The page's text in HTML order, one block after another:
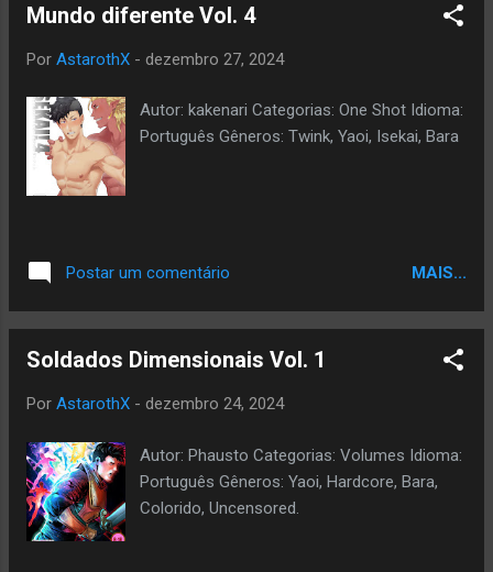
Mundo diferente Vol. 4
Por AstarothX - dezembro 27, 2024
Autor: kakenari Categorias: One Shot Idioma:
Português Gêneros: Twink, Yaoi, Isekai, Bara
Postar um comentário MAIS...
Soldados Dimensionais Vol. 1
Por AstarothX - dezembro 24, 2024
Autor: Phausto Categorias: Volumes Idioma:
Português Gêneros: Yaoi, Hardcore, Bara,
Colorido, Uncensored.